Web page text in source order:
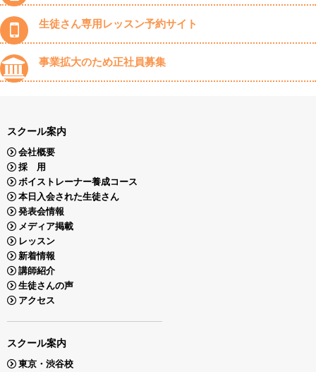
生徒さん専用レッスン予約サイト
事業拡大のため正社員募集
スクール案内
会社概要
採 用
ボイストレーナー養成コース
本日入会された生徒さん
発表会情報
メディア掲載
レッスン
新着情報
講師紹介
生徒さんの声
アクセス
スクール案内
東京・渋谷校